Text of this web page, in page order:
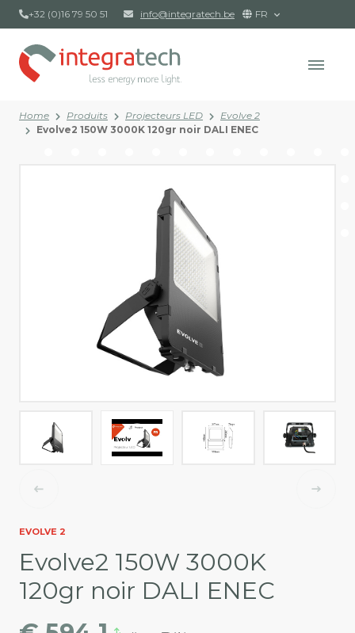
+32 (0)16 79 50 51 info@integratech.be FR
Home Produits Projecteurs LED
Evolve 2
Evolve2 150W 3000K 120gr noir DALI ENEC
EVOLVE 2
Evolve2 150W 3000K
120gr noir DALI ENEC